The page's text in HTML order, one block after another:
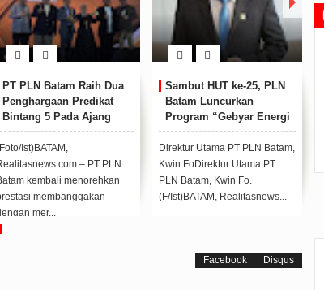
PT PLN Batam Raih Dua
Penghargaan Predikat
Bintang 5 Pada Ajang
Bergengsi "Top Human
Capital Awards 2025"
Ist)BATAM,
– PT PLN
kembali menorehkan
membanggakan
mer...
Sambut HUT ke-25, PLN
Batam Luncurkan
Program “Gebyar Energi
Perak”
Direktur Utama PT PLN Batam,
Kwin FoDirektur Utama PT
PLN Batam, Kwin Fo.
(F/Ist)BATAM, Realitasnews...
Facebook Disqus
UnKnownonkelas bukan satu satunya tempat belajar...
Situs Judi Online Terpercaya Menyediakan Kemudahan
Dalam Bertransaksi Dengan Mudah 24 Jam. Deposit T...